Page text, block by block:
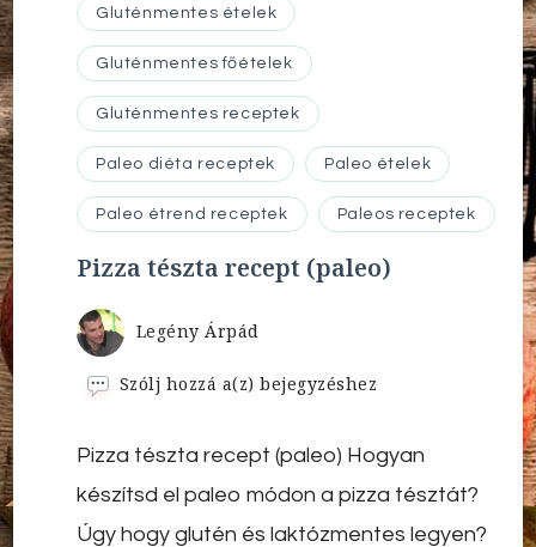
Gluténmentes ételek
Gluténmentes főételek
Gluténmentes receptek
Paleo diéta receptek Paleo ételek
Paleo étrend receptek Paleos receptek
Pizza tészta recept (paleo)
Legény Árpád
Szólj hozzá a(z)Pizza
(paleo)
bejegyzéshez
Pizza tészta recept (paleo) Hogyan
készítsd el paleo módon a pizza tésztát?
Úgy hogy glutén és laktózmentes legyen?